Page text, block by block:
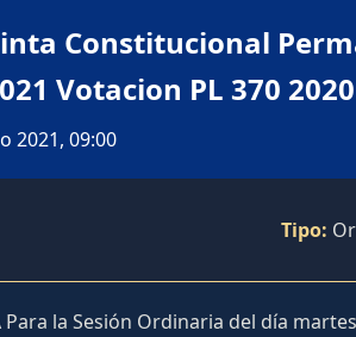
Constitucional
Votacion PL 370 2020
2021, 09:00
Tipo:
Para la Sesión Ordinaria del día